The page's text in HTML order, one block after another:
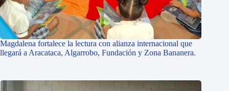
Magdalena fortalece la lectura con alianza internacional que
llegará a Aracataca, Algarrobo, Fundación y Zona Bananera.